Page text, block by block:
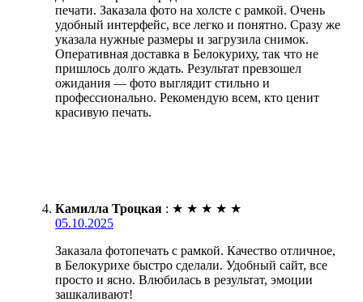
печати. Заказала фото на холсте с рамкой. Очень
удобный интерфейс, все легко и понятно. Сразу же
указала нужные размеры и загрузила снимок.
Оперативная доставка в Белокуриху, так что не
пришлось долго ждать. Результат превзошел
ожидания — фото выглядит стильно и
профессионально. Рекомендую всем, кто ценит
красивую печать.
Камилла Троцкая : ★ ★ ★ ★ ★
05.10.2025
Заказала фотопечать с рамкой. Качество отличное,
в Белокурихе быстро сделали. Удобный сайт, все
просто и ясно. Влюбилась в результат, эмоции
зашкаливают!